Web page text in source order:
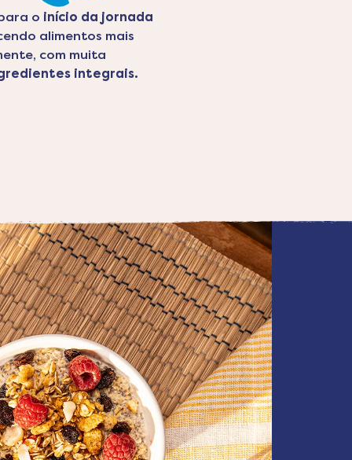
o início da jornada
alimentos mais
com muita
integrais.